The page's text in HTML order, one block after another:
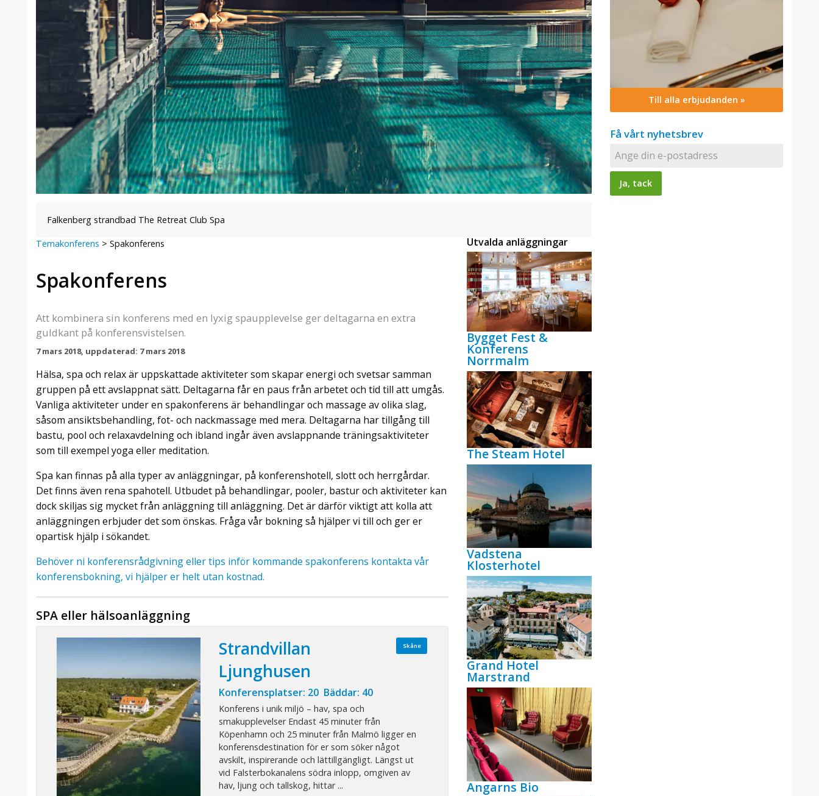
Falkenberg strandbad The Retreat Club Spa
Temakonferens > Spakonferens
Spakonferens
Att kombinera sin konferens med en lyxig spaupplevelse ger deltagarna en extra
guldkant på konferensvistelsen.
7 mars 2018, uppdaterad: 7 mars 2018
Hälsa, spa och relax är uppskattade aktiviteter som skapar energi och svetsar samman
gruppen på ett avslappnat sätt. Deltagarna får en paus från arbetet och tid till att umgås.
Vanliga aktiviteter under en spakonferens är behandlingar och massage av olika slag,
såsom ansiktsbehandling, fot- och nackmassage med mera. Deltagarna har tillgång till
bastu, pool och relaxavdelning och ibland ingår även avslappnande träningsaktiviteter
som till exempel yoga eller meditation.
Spa kan finnas på alla typer av anläggningar, på konferenshotell, slott och herrgårdar.
Det finns även rena spahotell. Utbudet på behandlingar, pooler, bastur och aktiviteter kan
dock skiljas sig mycket från anläggning till anläggning. Det är därför viktigt att kolla att
anläggningen erbjuder det som önskas. Fråga vår bokning så hjälper vi till och ger er
opartisk hjälp i sökandet.
Behöver ni konferensrådgivning eller tips inför kommande spakonferens kontakta vår
konferensbokning, vi hjälper er helt utan kostnad.
SPA eller hälsoanläggning
Skåne
Strandvillan
Ljunghusen
Konferensplatser: 20 Bäddar: 40
Konferens i unik miljö – hav, spa och
smakupplevelser Endast 45 minuter från
Köpenhamn och 25 minuter från Malmö ligger en
konferensdestination för er som söker något
avskilt, inspirerande och lättillgängligt. Längst ut
vid Falsterbokanalens södra inlopp, omgiven av
hav, ljung och tallskog, hittar ...
Utvalda anläggningar
Bygget Fest &
Konferens
Norrmalm
The Steam Hotel
Vadstena
Klosterhotel
Grand Hotel
Marstrand
Angarns Bio
Till alla erbjudanden »
Få vårt nyhetsbrev